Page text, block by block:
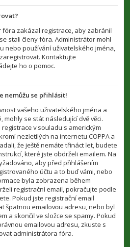
fóra zakázal registrace, aby zabránil
stali členy fóra. Administrátor mohl
nebo používání uživatelského jména,
Kontaktujte
ho o pomoc.
nemůžu se přihlásit!
vašeho uživatelského jména a
mohly se stát následující dvě věci.
v souladu s americkým
nezletilých na internetu COPPA a
že ještě nemáte třináct let, budete
které jste obdrželi emailem. Na
aby před přihlášením
účtu a to buď vámi, nebo
byla zobrazena během
registrační email, pokračujte podle
Pokud jste registrační email
špatnou emailovou adresu, nebo byl
a skončil ve složce se spamy. Pokud
emailovou adresu, zkuste s
administrátora fóra.